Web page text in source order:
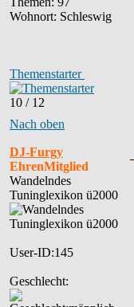
Wohnort: Schleswig
Themenstarter
10 / 12
Nach oben
DJ-Furgy
EhrenMitglied
Wandelndes
Tuninglexikon ü2000
User-ID:145
Geschlecht: